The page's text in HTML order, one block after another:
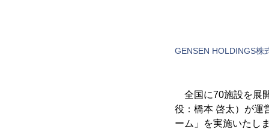
GENSEN HOLDINGS株
全国に70施設を展
役：橋本 啓太）が運
ーム」を実施いたし